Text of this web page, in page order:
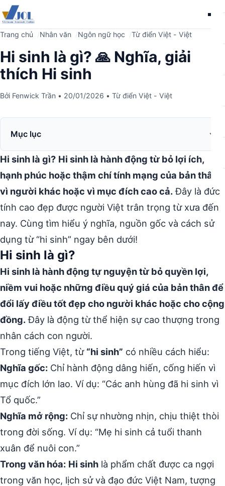
Trang chủ Nhân văn Ngôn ngữ học Từ điển Việt - Việt
Hi sinh là gì? 🙏 Nghĩa, giải
thích Hi sinh
Bởi Fenwick Trần • 20/01/2026 • Từ điển Việt - Việt
Mục lục
Hi sinh là gì? Hi sinh là hành động từ bỏ lợi ích,
hạnh phúc hoặc thậm chí tính mạng của bản thân
vì người khác hoặc vì mục đích cao cả.Đây là đức
tính cao đẹp được người Việt trân trọng từ xưa đến
nay. Cùng tìm hiểu ý nghĩa, nguồn gốc và cách sử
dụng từ “hi sinh” ngay bên dưới!
Hi sinh là gì?
Hi sinh là hành động tự nguyện từ bỏ quyền lợi,
niềm vui hoặc những điều quý giá của bản thân để
đổi lấy điều tốt đẹp cho người khác hoặc cho cộng
đồng.Đây là động từ thể hiện sự cao thượng trong
nhân cách con người.
Trong tiếng Việt, từ “hi sinh” có nhiều cách hiểu:
Nghĩa gốc: Chỉ hành động dâng hiến, cống hiến vì
mục đích lớn lao. Ví dụ: “Các anh hùng đã hi sinh vì
Tổ quốc.”
Nghĩa mở rộng: Chỉ sự nhường nhịn, chịu thiệt thòi
trong đời sống. Ví dụ: “Mẹ hi sinh cả tuổi thanh
xuân để nuôi con.”
Trong văn hóa: Hi sinh là phẩm chất được ca ngợi
trong văn học, lịch sử và đạo đức Việt Nam, tượng